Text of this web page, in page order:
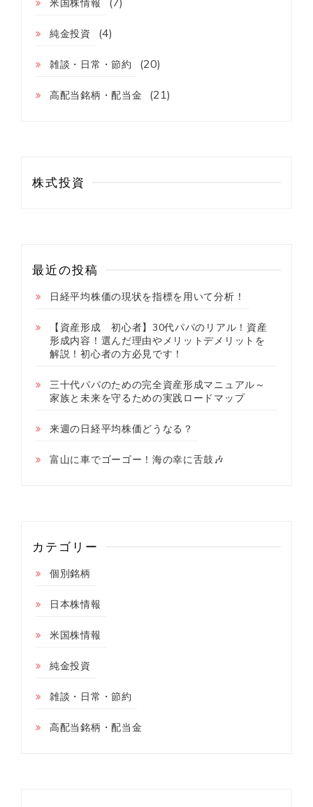
米国株情報
純金投資 (4)
雑談・日常・節約 (20)
高配当銘柄・配当金 (21)
株式投資
最近の投稿
日経平均株価の現状を指標を用いて分析！
【資産形成 初心者】30代パパのリアル！資産
形成内容！選んだ理由やメリットデメリットを
解説！初心者の方必見です！
三十代パパのための完全資産形成マニュアル～
家族と未来を守るための実践ロードマップ
来週の日経平均株価どうなる？
富山に車でゴーゴー！海の幸に舌鼓🎶
カテゴリー
個別銘柄
日本株情報
米国株情報
純金投資
雑談・日常・節約
高配当銘柄・配当金